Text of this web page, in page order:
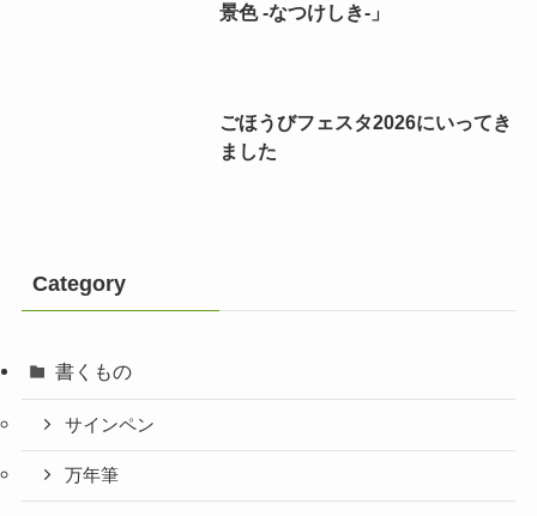
景色 -なつけしき-」
ごほうびフェスタ2026にいってき
ました
Category
書くもの
サインペン
万年筆